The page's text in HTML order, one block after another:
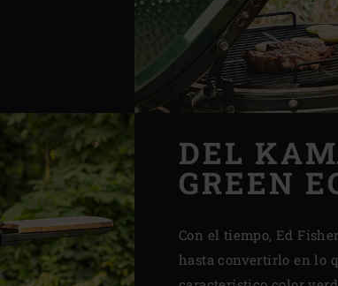
DEL
GREEN
Con el tiempo, Ed
hasta convertirlo en lo